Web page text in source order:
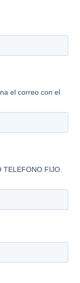
el correo con el
FIJO.